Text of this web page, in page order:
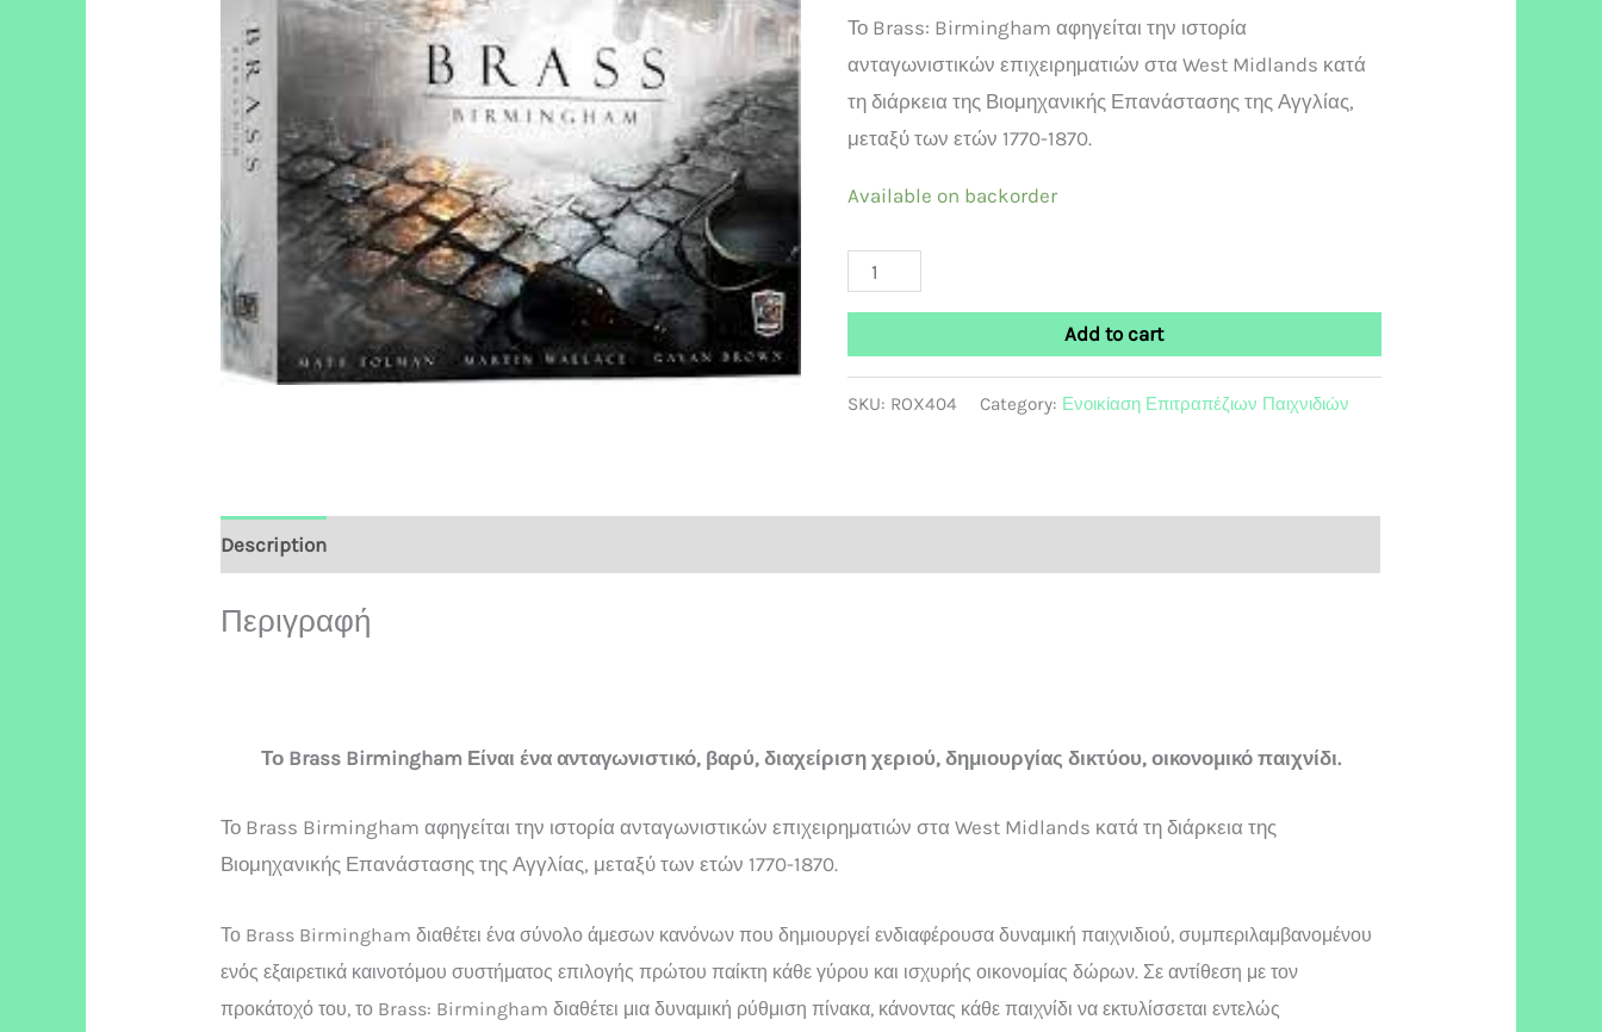
Το Brass: Birmingham αφηγείται την ιστορία
ανταγωνιστικών επιχειρηματιών στα West Midlands κατά
τη διάρκεια της Βιομηχανικής Επανάστασης της Αγγλίας,
μεταξύ των ετών 1770-1870.
Available on backorder
Add to cart
SKU: ROX404 Category: Ενοικίαση Επιτραπέζιων Παιχνιδιών
Description
Περιγραφή
Το Brass Birmingham Είναι ένα ανταγωνιστικό, βαρύ, διαχείριση χεριού, δημιουργίας δικτύου, οικονομικό παιχνίδι.
Το Brass Birmingham αφηγείται την ιστορία ανταγωνιστικών επιχειρηματιών στα West Midlands κατά τη διάρκεια της
Βιομηχανικής Επανάστασης της Αγγλίας, μεταξύ των ετών 1770-1870.
Το Brass Birmingham διαθέτει ένα σύνολο άμεσων κανόνων που δημιουργεί ενδιαφέρουσα δυναμική παιχνιδιού, συμπεριλαμβανομένου
ενός εξαιρετικά καινοτόμου συστήματος επιλογής πρώτου παίκτη κάθε γύρου και ισχυρής οικονομίας δώρων. Σε αντίθεση με τον
προκάτοχό του, το Brass: Birmingham διαθέτει μια δυναμική ρύθμιση πίνακα, κάνοντας κάθε παιχνίδι να εκτυλίσσεται εντελώς